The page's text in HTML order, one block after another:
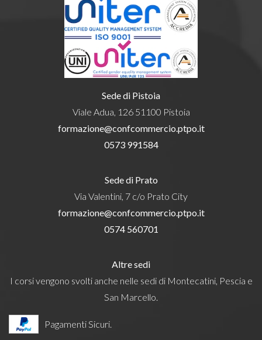
Sede di Pistoia
Viale Adua, 126 51100 Pistoia
formazione@confcommercio.ptpo.it
0573 991584
Sede di Prato
Via Valentini, 7 c/o Prato City
formazione@confcommercio.ptpo.it
0574 560701
Altre sedi
I corsi vengono svolti anche nelle sedi di Montecatini, Pescia e
San Marcello.
Pagamenti Sicuri.